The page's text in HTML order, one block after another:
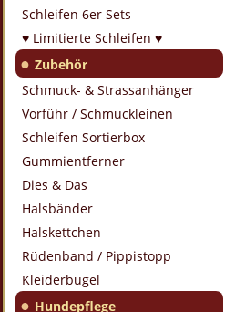
Schleifen 6er Sets
♥ Limitierte Schleifen ♥
● Zubehör
Schmuck- & Strassanhänger
Vorführ / Schmuckleinen
Schleifen Sortierbox
Gummientferner
Dies & Das
Halsbänder
Halskettchen
Rüdenband / Pippistopp
Kleiderbügel
● Hundepflege